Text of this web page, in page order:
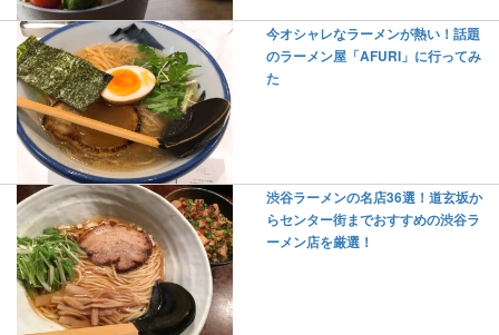
今オシャレなラーメンが熱い！話題
のラーメン屋「AFURI」に行ってみ
た
渋谷ラーメンの名店36選！道玄坂か
らセンター街までおすすめの渋谷ラ
ーメン店を厳選！